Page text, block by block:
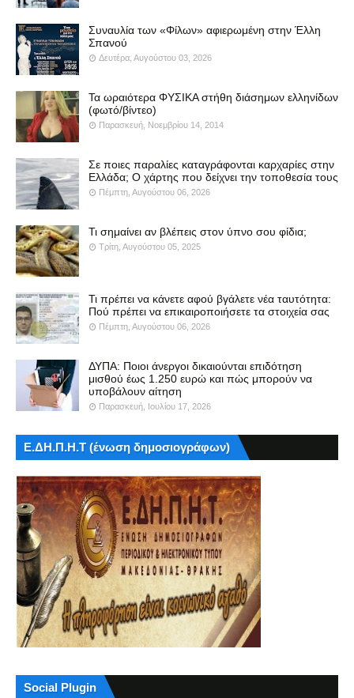
Συναυλία των «Φίλων» αφιερωμένη στην Έλλη
Σπανού
Δευτέρα, Αυγούστου 03, 2026
Τα ωραιότερα ΦΥΣΙΚΑ στήθη διάσημων ελληνίδων
(φωτό/βίντεο)
Παρασκευή, Νοεμβρίου 14, 2014
Σε ποιες παραλίες καταγράφονται καρχαρίες στην
Ελλάδα; Ο χάρτης που δείχνει την τοποθεσία τους
Πέμπτη, Αυγούστου 06, 2026
Τι σημαίνει αν βλέπεις στον ύπνο σου φίδια;
Τρίτη, Αυγούστου 05, 2025
Τι πρέπει να κάνετε αφού βγάλετε νέα ταυτότητα:
Πού πρέπει να επικαιροποιήσετε τα στοιχεία σας
Πέμπτη, Αυγούστου 06, 2026
ΔΥΠΑ: Ποιοι άνεργοι δικαιούνται επιδότηση
μισθού έως 1.250 ευρώ και πώς μπορούν να
υποβάλουν αίτηση
Παρασκευή, Ιουλίου 17, 2026
Ε.ΔΗ.Π.Η.Τ (ένωση δημοσιογράφων)
Social Plugin